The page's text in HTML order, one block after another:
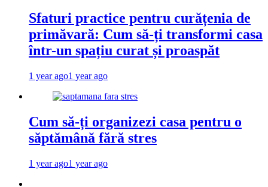
Sfaturi practice pentru curățenia de
primăvară: Cum să-ți transformi casa
într-un spațiu curat și proaspăt
1 year ago1 year ago
Cum să-ți organizezi casa pentru o
săptămână fără stres
1 year ago1 year ago